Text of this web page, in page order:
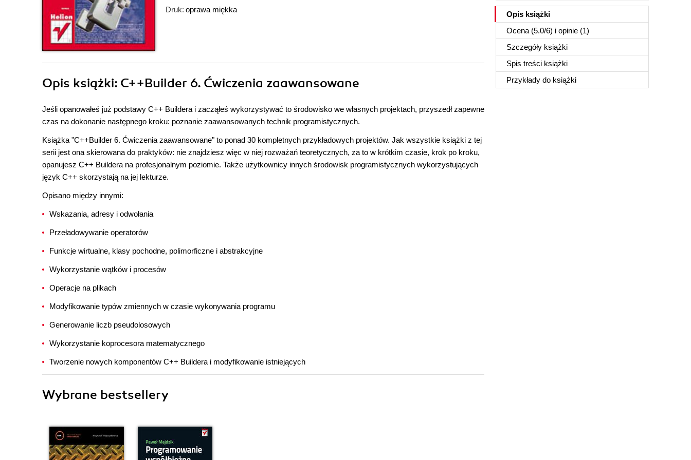
Druk: oprawa miękka
Opis książki
Ocena (5.0/6) i opinie (1)
Szczegóły książki
Spis treści książki
Przykłady do książki
Opis książki: C++Builder 6. Ćwiczenia zaawansowane
Jeśli opanowałeś już podstawy C++ Buildera i zacząłeś wykorzystywać to środowisko we własnych projektach, przyszedł zapewne
czas na dokonanie następnego kroku: poznanie zaawansowanych technik programistycznych.
Książka "C++Builder 6. Ćwiczenia zaawansowane" to ponad 30 kompletnych przykładowych projektów. Jak wszystkie książki z tej
serii jest ona skierowana do praktyków: nie znajdziesz więc w niej rozważań teoretycznych, za to w krótkim czasie, krok po kroku,
opanujesz C++ Buildera na profesjonalnym poziomie. Także użytkownicy innych środowisk programistycznych wykorzystujących
język C++ skorzystają na jej lekturze.
Opisano między innymi:
Wskazania, adresy i odwołania
Przeładowywanie operatorów
Funkcje wirtualne, klasy pochodne, polimorficzne i abstrakcyjne
Wykorzystanie wątków i procesów
Operacje na plikach
Modyfikowanie typów zmiennych w czasie wykonywania programu
Generowanie liczb pseudolosowych
Wykorzystanie koprocesora matematycznego
Tworzenie nowych komponentów C++ Buildera i modyfikowanie istniejących
Wybrane bestsellery